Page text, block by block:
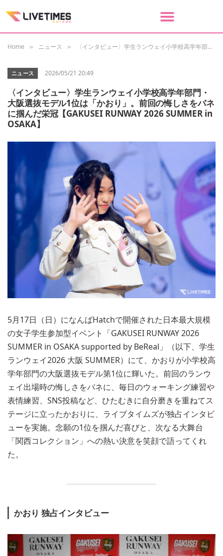
Home » ニュース » 〈インタビュー〉学生ランウェイ小学校高学年部門・大阪選抜モデル1位は「かおり」。前回の悔しさをバネに掴んだ栄冠【GAKUSEI RUNWAY 2026 SUMMER in OSAKA】
ニュース 2026/05/21 20:49
〈インタビュー〉学生ランウェイ小学校高学年部門・
大阪選抜モデル1位は「かおり」。前回の悔しさをバネ
に掴んだ栄冠【GAKUSEI RUNWAY 2026 SUMMER in
OSAKA】
5月17日（日）になんばHatchで開催された日本最大規模
の女子学生参加型イベント「GAKUSEI RUNWAY 2026
SUMMER in OSAKA supported by BeReal」（以下、学生
ランウェイ2026 大阪 SUMMER）にて、かおりが小学校高
学年部門の大阪選抜モデル第1位に輝いた。前回のランウ
ェイ出場時の悔しさをバネに、毎日のウォーキング練習や
表情練習、SNS投稿など、ひたむきに自分磨きを重ねてス
テージに立ったかおりに、ライブタイムズが独占インタビ
ューを実施。念願の1位を掴んだ喜びと、次なる大舞台
「関西コレクション」への熱い決意を笑顔で語ってくれ
た。
かおり 独占インタビュー